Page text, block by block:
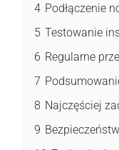
4 Podłączenie
5 Testowanie
6 Regularne
7
8 Najczęściej
9